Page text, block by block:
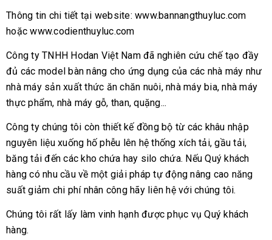
Thông tin chi tiết tại website: www.bannangthuyluc.com
hoặc www.codienthuyluc.com
Công ty TNHH Hodan Việt Nam đã nghiên cứu chế tạo đầy
đủ các model bàn nâng cho ứng dụng của các nhà máy như
nhà máy sản xuất thức ăn chăn nuôi, nhà máy bia, nhà máy
thực phẩm, nhà máy gỗ, than, quặng...
Công ty chúng tôi còn thiết kế đồng bộ từ các khâu nhập
nguyên liệu xuống hố phễu lên hệ thống xích tải, gầu tải,
băng tải đến các kho chứa hay silo chứa. Nếu Quý khách
hàng có nhu cầu về một giải pháp tự động nâng cao năng
suất giảm chi phí nhân công hãy liên hệ với chúng tôi.
Chúng tôi rất lấy làm vinh hạnh được phục vụ Quý khách
hàng.